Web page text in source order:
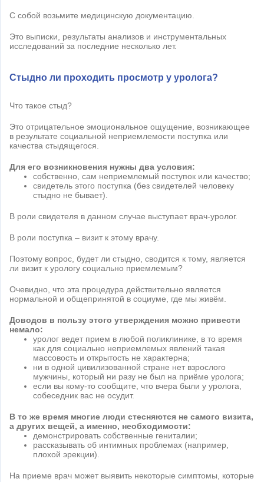
С собой возьмите медицинскую документацию.
Это выписки, результаты анализов и инструментальных
исследований за последние несколько лет.
Стыдно ли проходить просмотр у уролога?
Что такое стыд?
Это отрицательное эмоциональное ощущение, возникающее
в результате социальной неприемлемости поступка или
качества стыдящегося.
Для его возникновения нужны два условия:
собственно, сам неприемлемый поступок или качество;
свидетель этого поступка (без свидетелей человеку
стыдно не бывает).
В роли свидетеля в данном случае выступает врач-уролог.
В роли поступка – визит к этому врачу.
Поэтому вопрос, будет ли стыдно, сводится к тому, является
ли визит к урологу социально приемлемым?
Очевидно, что эта процедура действительно является
нормальной и общепринятой в социуме, где мы живём.
Доводов в пользу этого утверждения можно привести
немало:
уролог ведет прием в любой поликлинике, в то время
как для социально неприемлемых явлений такая
массовость и открытость не характерна;
ни в одной цивилизованной стране нет взрослого
мужчины, который ни разу не был на приёме уролога;
если вы кому-то сообщите, что вчера были у уролога,
собеседник вас не осудит.
В то же время многие люди стесняются не самого визита,
а других вещей, а именно, необходимости:
демонстрировать собственные гениталии;
рассказывать об интимных проблемах (например,
плохой эрекции).
На приеме врач может выявить некоторые симптомы, которые